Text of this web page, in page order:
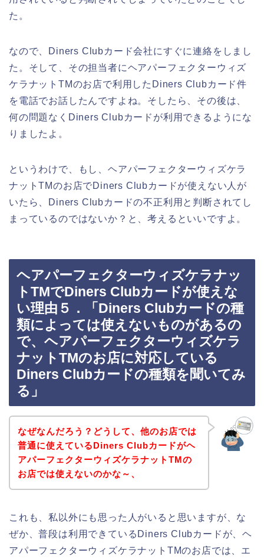
た。
なので、Diners Clubカード会社にすぐに連絡をしまし
た。そして、その担当者にヘアパーフェクターウィズ
ケラナットTMのお店で利用したDiners Clubカード件
を電話でお話したんですよね。そしたら、その後は、
何の問題なくDiners Clubカードが利用できるようにな
りましたよ。
というわけで、もし、ヘアパーフェクターウィズケラ
ナットTMのお店でDiners Clubカードが使えない人が
いたら、Diners Clubカードの不正利用と判断されてし
まっているのではないか？と、考えるといいですよ。
ヘアパーフェクターウィズケラナッ
トTMでDiners Clubカードが使えな
い理由５．「Diners Clubカードの種
類によっては使えないものがあるの
で、ヘアパーフェクターウィズケラ
ナットTMのお店に対応している
Diners Clubカードの種類を聞いてみ
る」
なぜなんだろう？どうして、他のお店では
普通に使えているDiners Clubカードがヘ
アパーフェクターウィズケラナットTMの
お店では使えないのかな～、
これも、私以外にも思った人がいると思いますが、な
ぜか、普段は利用できているDiners Clubカードが、ヘ
アパーフェクターウィズケラナットTMのお店では、エ